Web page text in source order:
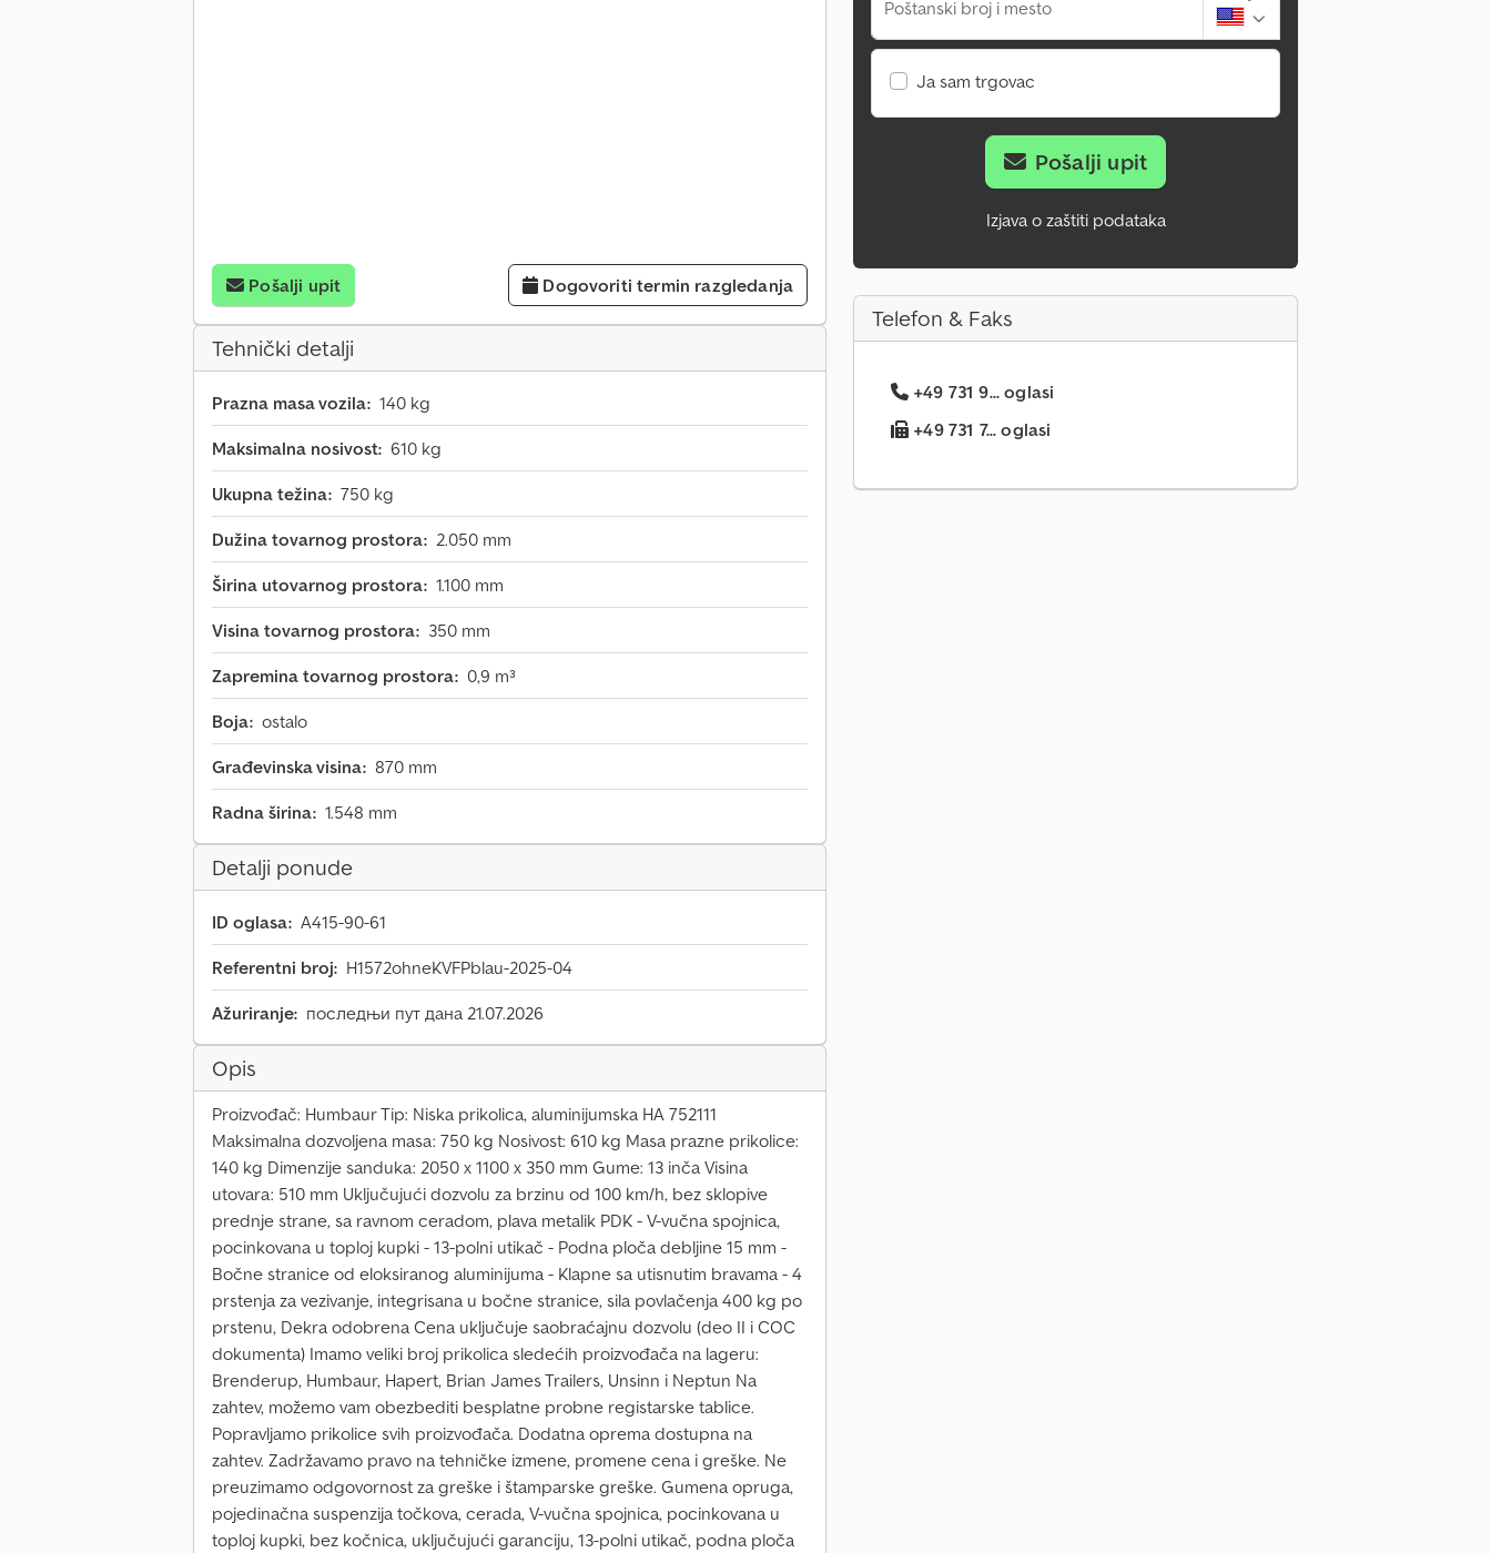
Pošalji upit Dogovoriti termin razgledanja
Tehnički detalji
Prazna masa vozila: 140 kg
Maksimalna nosivost: 610 kg
Ukupna težina: 750 kg
Dužina tovarnog prostora: 2.050 mm
Širina utovarnog prostora: 1.100 mm
Visina tovarnog prostora: 350 mm
Zapremina tovarnog prostora: 0,9 m³
Boja: ostalo
Građevinska visina: 870 mm
Radna širina: 1.548 mm
Detalji ponude
ID oglasa: A415-90-61
Referentni broj: H1572ohneKVFPblau-2025-04
Ažuriranje: последњи пут дана 21.07.2026
Opis
Proizvođač: Humbaur Tip: Niska prikolica, aluminijumska HA 752111
Maksimalna dozvoljena masa: 750 kg Nosivost: 610 kg Masa prazne prikolice:
140 kg Dimenzije sanduka: 2050 x 1100 x 350 mm Gume: 13 inča Visina
utovara: 510 mm Uključujući dozvolu za brzinu od 100 km/h, bez sklopive
prednje strane, sa ravnom ceradom, plava metalik PDK - V-vučna spojnica,
pocinkovana u toploj kupki - 13-polni utikač - Podna ploča debljine 15 mm -
Bočne stranice od eloksiranog aluminijuma - Klapne sa utisnutim bravama - 4
prstenja za vezivanje, integrisana u bočne stranice, sila povlačenja 400 kg po
prstenu, Dekra odobrena Cena uključuje saobraćajnu dozvolu (deo II i COC
dokumenta) Imamo veliki broj prikolica sledećih proizvođača na lageru:
Brenderup, Humbaur, Hapert, Brian James Trailers, Unsinn i Neptun Na
zahtev, možemo vam obezbediti besplatne probne registarske tablice.
Popravljamo prikolice svih proizvođača. Dodatna oprema dostupna na
zahtev. Zadržavamo pravo na tehničke izmene, promene cena i greške. Ne
preuzimamo odgovornost za greške i štamparske greške. Gumena opruga,
pojedinačna suspenzija točkova, cerada, V-vučna spojnica, pocinkovana u
toploj kupki, bez kočnica, uključujući garanciju, 13-polni utikač, podna ploča
Poštanski broj i mesto
Ja sam trgovac
Pošalji upit
Izjava o zaštiti podataka
Telefon & Faks
+49 731 9... oglasi
+49 731 7... oglasi